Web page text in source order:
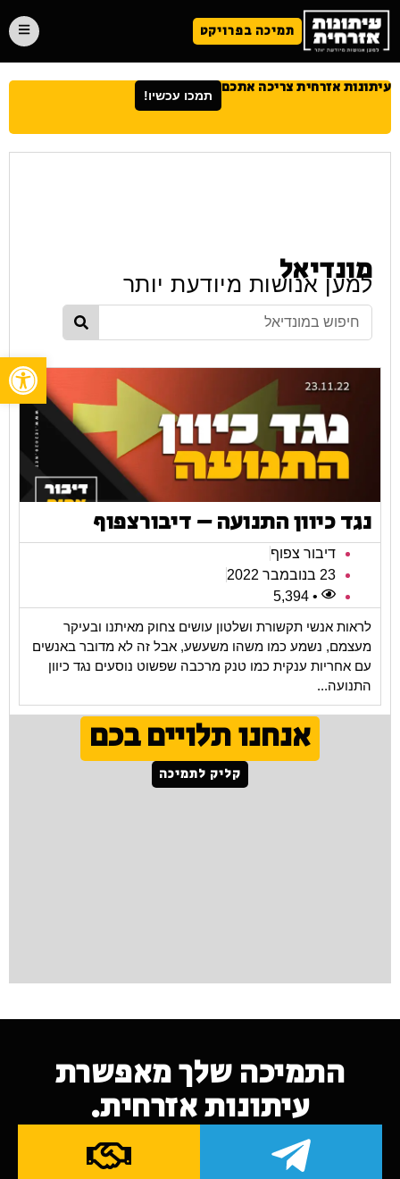
תמיכה בפרויקט
עיתונות אזרחית צריכה אתכם תמכו עכשיו!
מונדיאל
למען אנושות מיודעת יותר
נגד כיוון התנועה – דיבורצפוף
דיבור צפוף
23 בנובמבר 2022
• 5,394
לראות אנשי תקשורת ושלטון עושים צחוק מאיתנו ובעיקר
מעצמם, נשמע כמו משהו משעשע, אבל זה לא מדובר באנשים
עם אחריות ענקית כמו טנק מרכבה שפשוט נוסעים נגד כיוון
התנועה...
אנחנו תלויים בכם
קליק לתמיכה
התמיכה שלך מאפשרת
עיתונות אזרחית.